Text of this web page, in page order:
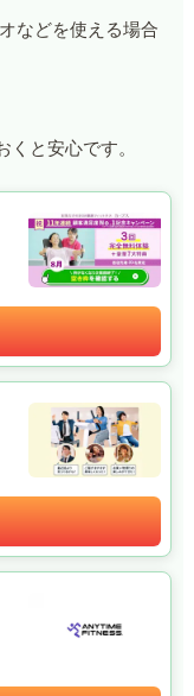
などを使える場合
と安心です。